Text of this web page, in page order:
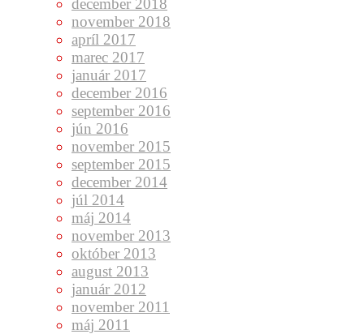
november 2018
apríl 2017
marec 2017
január 2017
december 2016
september 2016
jún 2016
november 2015
september 2015
december 2014
júl 2014
máj 2014
november 2013
október 2013
august 2013
január 2012
november 2011
máj 2011